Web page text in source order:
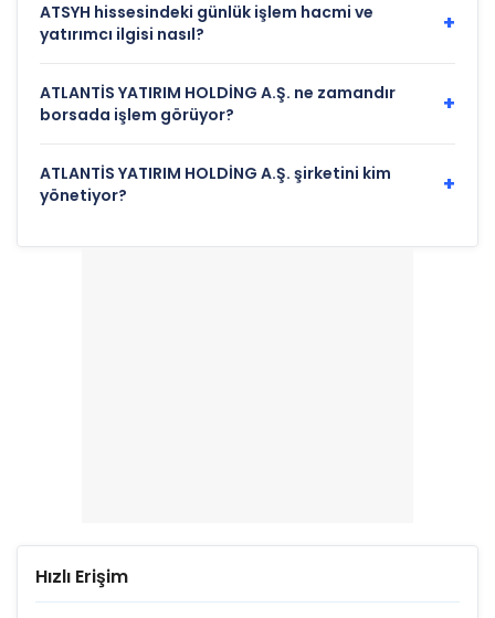
ATSYH hissesindeki günlük işlem hacmi ve
yatırımcı ilgisi nasıl?
+
ATLANTİS YATIRIM HOLDİNG A.Ş. ne zamandır
borsada işlem görüyor?
+
ATLANTİS YATIRIM HOLDİNG A.Ş. şirketini kim
yönetiyor?
+
Hızlı Erişim